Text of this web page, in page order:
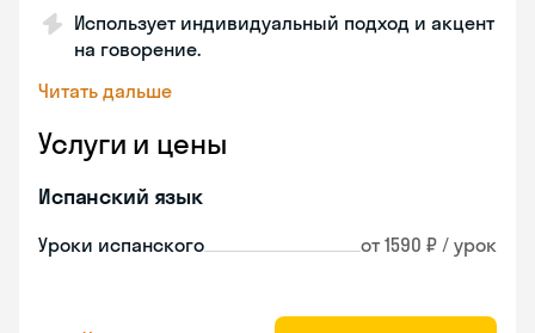
Использует индивидуальный подход и акцент
на говорение.
Читать дальше
Услуги и цены
Испанский язык
Уроки испанского от 1590 ₽ / урок